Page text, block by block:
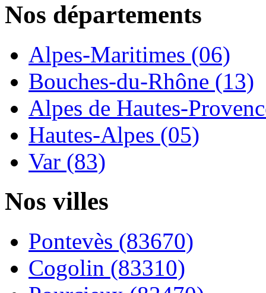
Nos départements
Alpes-Maritimes (06)
Bouches-du-Rhône (13)
Alpes de Hautes-
Hautes-Alpes (05)
Var (83)
Nos villes
Pontevès (83670)
Cogolin (83310)